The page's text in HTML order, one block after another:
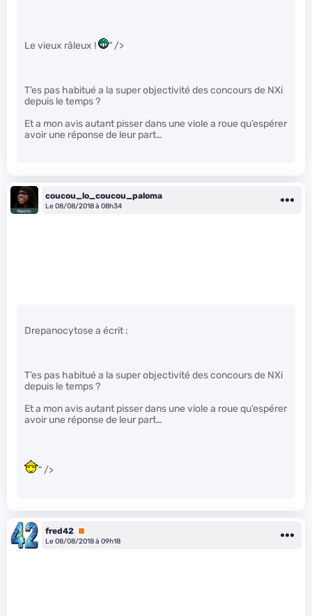
Le vieux râleux ! " />
T’es pas habitué a la super objectivité des concours de NXi
depuis le temps ?
Et a mon avis autant pisser dans une viole a roue qu’espérer
avoir une réponse de leur part…
coucou_lo_coucou_paloma
Le 08/08/2018 à 08h34
Drepanocytose a écrit :
T’es pas habitué a la super objectivité des concours de NXi
depuis le temps ?
Et a mon avis autant pisser dans une viole a roue qu’espérer
avoir une réponse de leur part…
" />
fred42 Premium
Le 08/08/2018 à 09h18